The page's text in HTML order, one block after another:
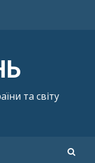
та світу